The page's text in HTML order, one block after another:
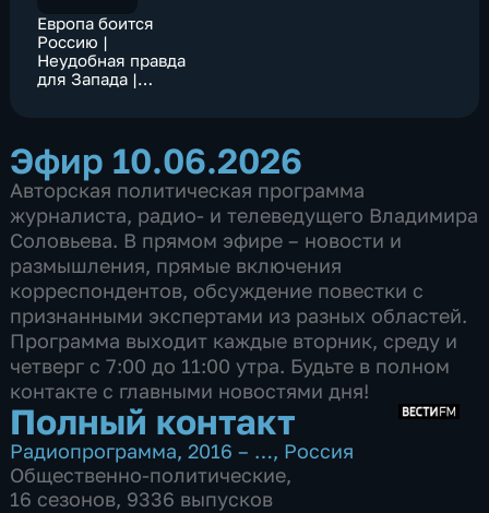
Европа боится
Россию |
Неудобная правда
для Запада |
Эфир 10.06.2026
Авторская политическая программа
журналиста, радио- и телеведущего Владимира
Соловьева. В прямом эфире – новости и
размышления, прямые включения
корреспондентов, обсуждение повестки с
признанными экспертами из разных областей.
Программа выходит каждые вторник, среду и
четверг с 7:00 до 11:00 утра. Будьте в полном
контакте с главными новостями дня!
Полный контакт
Радиопрограмма,2016 – …, Россия
Общественно-политические,
16 сезонов, 9336 выпусков